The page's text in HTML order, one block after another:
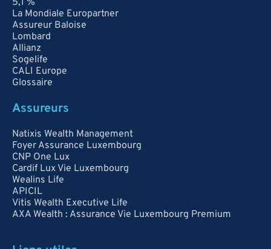
La Mondiale Europartner
Assureur Baloise
Lombard
Allianz
Sogelife
CALI Europe
Glossaire
Assureurs
Natixis Wealth Management
Foyer Assurance Luxembourg
CNP One Lux
Cardif Lux Vie Luxembourg
Wealins Life
APICIL
Vitis Wealth Executive Life
AXA Wealth : Assurance Vie Luxembourg Premium